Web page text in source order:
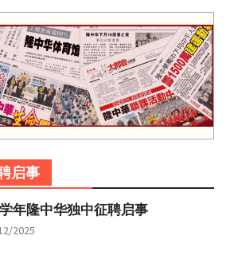
启事
年隆中华独中征聘启事
2025